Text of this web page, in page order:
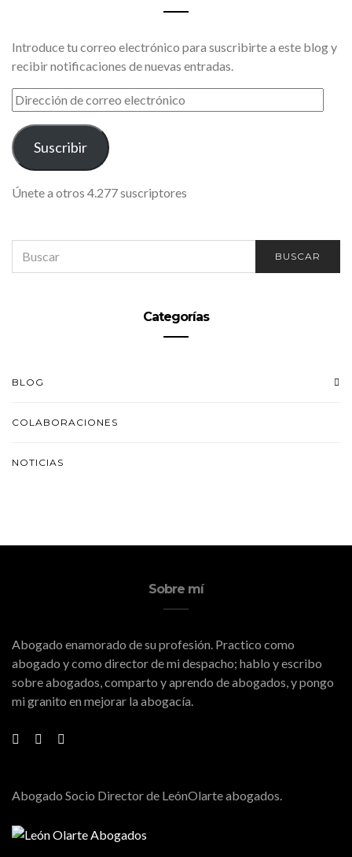
Introduce tu correo electrónico para suscribirte a este blog y
recibir notificaciones de nuevas entradas.
DIRECCIÓN
DE
CORREO
ELECTRÓNICO
Suscribir
Únete a otros 4.277 suscriptores
FOR:
BUSCAR
Categorías
BLOG
COLABORACIONES
NOTICIAS
Sobre mí
Abogado enamorado de su profesión. Practico como
abogado y como director de mi despacho; hablo y escribo
sobre abogados, comparto y aprendo de abogados, y pongo
mi granito en mejorar la abogacía.
Abogado Socio Director de LeónOlarte abogados.